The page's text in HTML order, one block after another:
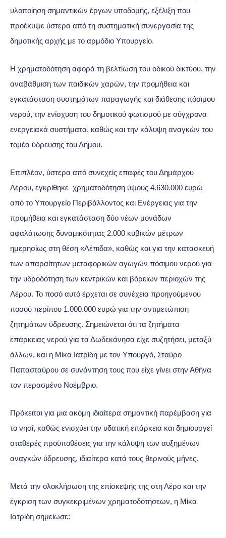
υλοποίηση σημαντικών έργων υποδομής, εξέλιξη που
προέκυψε ύστερα από τη συστηματική συνεργασία της
δημοτικής αρχής με το αρμόδιο Υπουργείο.
Η χρηματοδότηση αφορά τη βελτίωση του οδικού δικτύου, την
αναβάθμιση των παιδικών χαρών, την προμήθεια και
εγκατάσταση συστημάτων παραγωγής και διάθεσης πόσιμου
νερού, την ενίσχυση του δημοτικού φωτισμού με σύγχρονα
ενεργειακά συστήματα, καθώς και την κάλυψη αναγκών του
τομέα ύδρευσης του Δήμου.
Επιπλέον, ύστερα από συνεχείς επαφές του Δημάρχου
Λέρου, εγκρίθηκε χρηματοδότηση ύψους 4.630.000 ευρώ
από το Υπουργείο Περιβάλλοντος και Ενέργειας για την
προμήθεια και εγκατάσταση δύο νέων μονάδων
αφαλάτωσης δυναμικότητας 2.000 κυβικών μέτρων
ημερησίως στη θέση «Λέπιδα», καθώς και για την κατασκευή
των απαραίτητων μεταφορικών αγωγών πόσιμου νερού για
την υδροδότηση των κεντρικών και βόρειων περιοχών της
Λέρου. Το ποσό αυτό έρχεται σε συνέχεια προηγούμενου
ποσού περίπου 1.000.000 ευρώ για την αντιμετώπιση
ζητημάτων ύδρευσης. Σημειώνεται ότι τα ζητήματα
επάρκειας νερού για τα Δωδεκάνησα είχε συζητήσει, μεταξύ
άλλων, και η Μίκα Ιατρίδη με τον Υπουργό, Σταύρο
Παπασταύρου σε συνάντηση τους που είχε γίνει στην Αθήνα
τον περασμένο Νοέμβριο.
Πρόκειται για μια ακόμη ιδιαίτερα σημαντική παρέμβαση για
το νησί, καθώς ενισχύει την υδατική επάρκεια και δημιουργεί
σταθερές προϋποθέσεις για την κάλυψη των αυξημένων
αναγκών ύδρευσης, ιδιαίτερα κατά τους θερινούς μήνες.
Μετά την ολοκλήρωση της επίσκεψής της στη Λέρο και την
έγκριση των συγκεκριμένων χρηματοδοτήσεων, η Μίκα
Ιατρίδη σημείωσε: